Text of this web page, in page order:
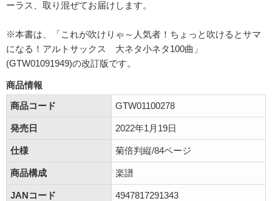
ーラス、取り混ぜてお届けします。
※本書は、「これが吹けりゃ～人気者！ちょっと吹けるとサマ
になる！アルトサックス 大ネタ小ネタ100曲」
(GTW01091949)の改訂版です。
商品情報
商品コード
GTW01100278
発売日 2022年1月19日
仕様 菊倍判縦/84ページ
商品構成 楽譜
JANコード 4947817291343